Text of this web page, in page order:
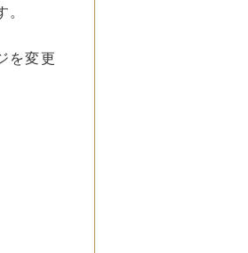
。
を変更